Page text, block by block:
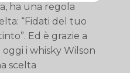
ha una regola
“Fidati del tuo
Ed è grazie a
i whisky Wilson
scelta